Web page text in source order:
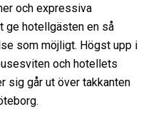
och expressiva
ge hotellgästen en så
som möjligt. Högst upp i
och hotellets
sig går ut över takkanten